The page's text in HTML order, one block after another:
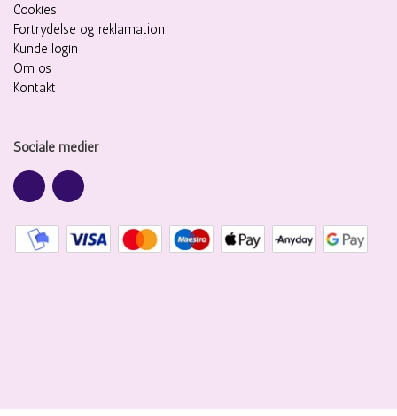
Cookies
Fortrydelse og reklamation
Kunde login
Om os
Kontakt
Sociale medier